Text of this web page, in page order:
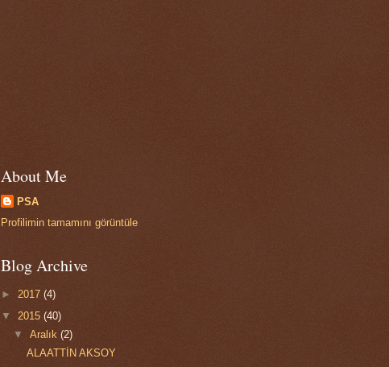
About Me
PSA
Profilimin tamamını görüntüle
Blog Archive
► 2017 (4)
▼ 2015 (40)
▼Aralık(2)
ALAATTİN AKSOY